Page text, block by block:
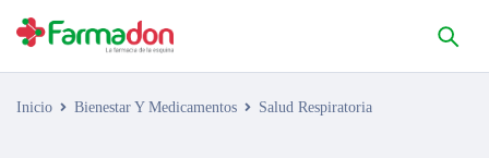
Inicio Bienestar Y Medicamentos Salud Respiratoria